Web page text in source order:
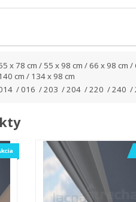
x 78 cm / 55 x 98 cm / 66 x 98 cm
cm / 134 x 98 cm
/ 016 / 203 / 204 / 220 / 240